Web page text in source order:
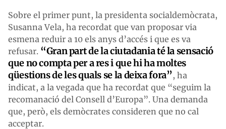
Sobre el primer punt, la presidenta socialdemòcrata,
Susanna Vela, ha recordat que van proposar via
esmena reduir a 10 els anys d’accés i que es va
refusar. “Gran part de la ciutadania té la sensació
que no compta per a res i que hi ha moltes
qüestions de les quals se la deixa fora”, ha
indicat, a la vegada que ha recordat que “seguim la
recomanació del Consell d’Europa”. Una demanda
que, però, els demòcrates consideren que no cal
acceptar.